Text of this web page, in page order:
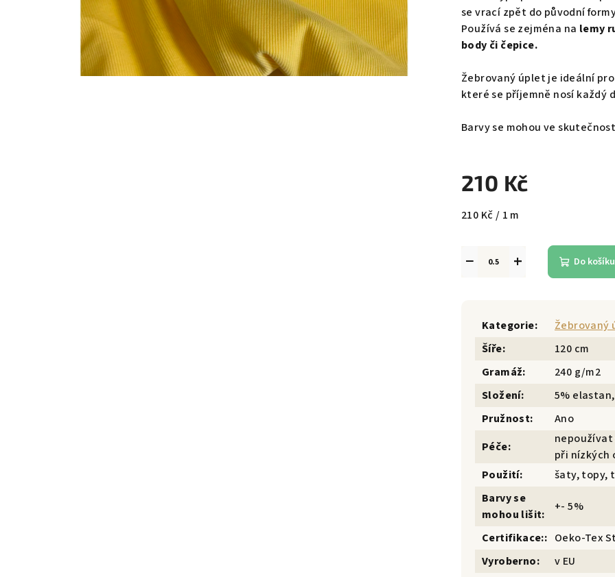
se vrací zpět do původní
Používá se zejména na lemy
body či čepice.
Žebrovaný úplet je ideální pro
které se příjemně nosí každý
Barvy se mohou ve
210 Kč
Měrná
210 Kč / 1 m
+
− Do košíku
Kategorie:
Žebrovaný
Šíře:
120 cm
Gramáž:
240 g/m2
Složení:
5%
Pružnost:
Ano
Péče:
při nízkých
Použití:
šaty, topy,
Barvy se
mohou lišit:
+- 5%
Certifikace:: Oeko-Tex
Vyroberno: v EU